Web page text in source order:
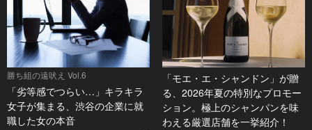
勝ち組の遠吠え Vol.6
「劣等感でつらい…」キラキラ
女子が集まる、渋谷の企業に就
職した女の本音
「モエ・エ・シャンドン」が贈
る、2026年夏の特別なプロモー
ション。極上のシャンパンを味
わえる厳選店舗を一挙紹介！